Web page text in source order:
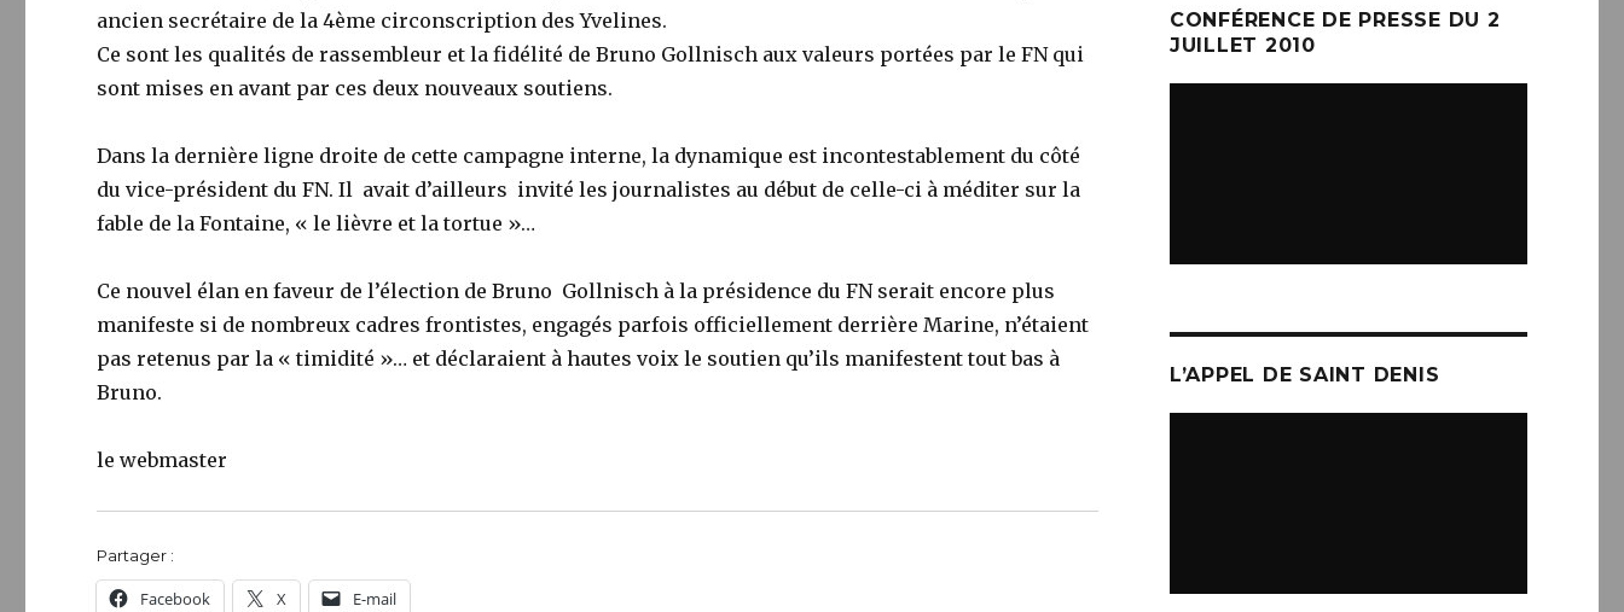
ancien secrétaire de la 4ème circonscription des Yvelines.
Ce sont les qualités de rassembleur et la fidélité de Bruno Gollnisch aux valeurs portées par le FN qui
sont mises en avant par ces deux nouveaux soutiens.
Dans la dernière ligne droite de cette campagne interne, la dynamique est incontestablement du côté
du vice-président du FN. Il avait d’ailleurs invité les journalistes au début de celle-ci à méditer sur la
fable de la Fontaine, « le lièvre et la tortue »…
Ce nouvel élan en faveur de l’élection de Bruno Gollnisch à la présidence du FN serait encore plus
manifeste si de nombreux cadres frontistes, engagés parfois officiellement derrière Marine, n’étaient
pas retenus par la « timidité »… et déclaraient à hautes voix le soutien qu’ils manifestent tout bas à
Bruno.
le webmaster
Partager :
Facebook X E-mail
CONFÉRENCE DE PRESSE DU 2
JUILLET 2010
L’APPEL DE SAINT DENIS